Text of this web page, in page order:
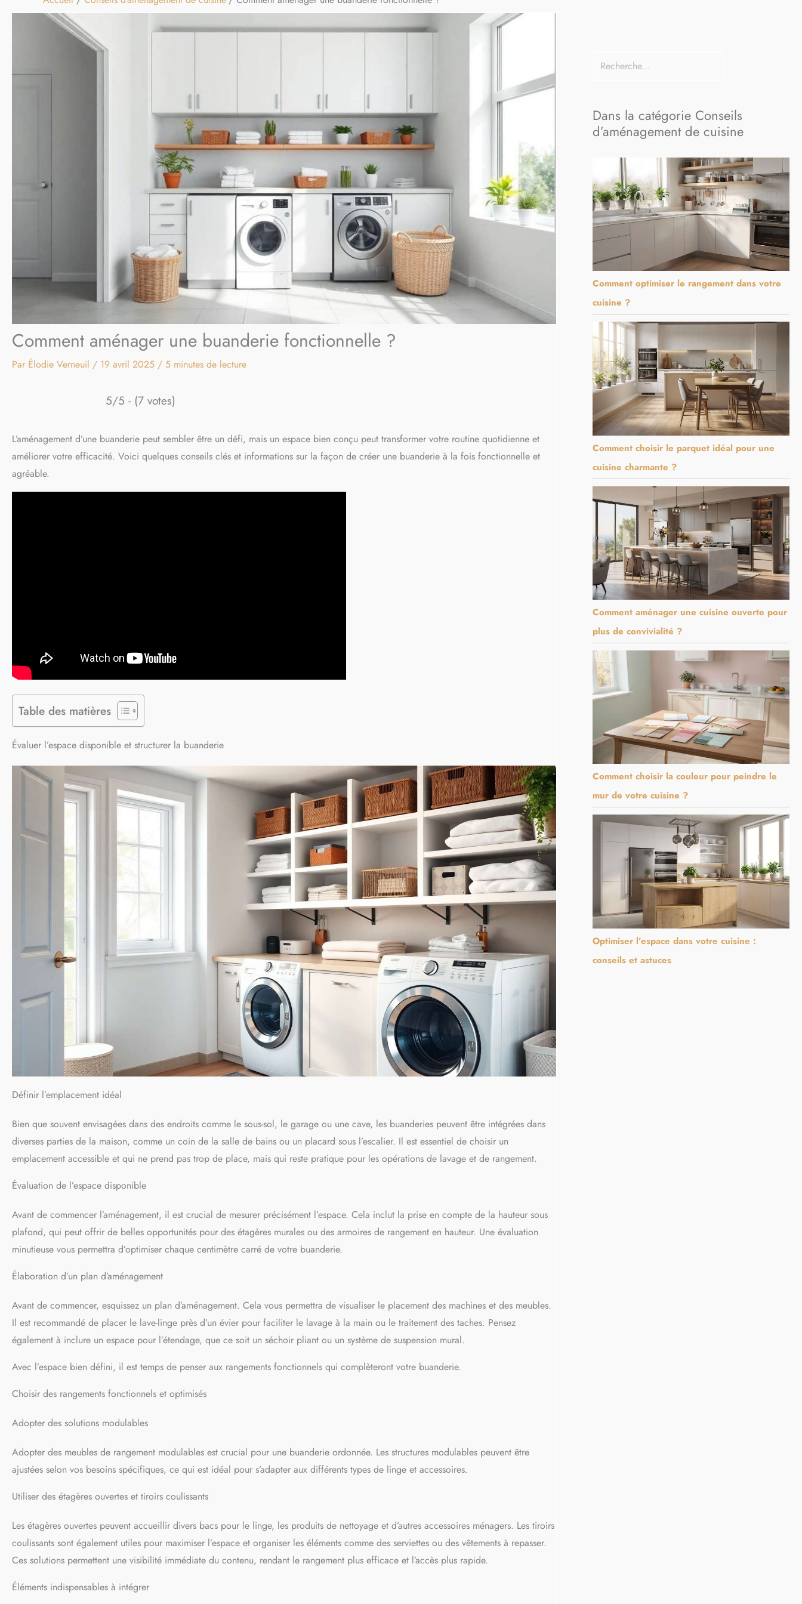
Comment aménager une buanderie fonctionnelle ?
Par Élodie Verneuil / 19 avril 2025 / 5 minutes de lecture
5/5 - (7 votes)
L’aménagement d’une buanderie peut sembler être un défi, mais un espace bien conçu peut transformer votre routine quotidienne et
améliorer votre efficacité. Voici quelques conseils clés et informations sur la façon de créer une buanderie à la fois fonctionnelle et
agréable.
Table des matières
Évaluer l’espace disponible et structurer la buanderie
Définir l’emplacement idéal
Bien que souvent envisagées dans des endroits comme le sous-sol, le garage ou une cave, les buanderies peuvent être intégrées dans
diverses parties de la maison, comme un coin de la salle de bains ou un placard sous l’escalier. Il est essentiel de choisir un
emplacement accessible et qui ne prend pas trop de place, mais qui reste pratique pour les opérations de lavage et de rangement.
Évaluation de l’espace disponible
Avant de commencer l’aménagement, il est crucial de mesurer précisément l’espace. Cela inclut la prise en compte de la hauteur sous
plafond, qui peut offrir de belles opportunités pour des étagères murales ou des armoires de rangement en hauteur. Une évaluation
minutieuse vous permettra d’optimiser chaque centimètre carré de votre buanderie.
Élaboration d’un plan d’aménagement
Avant de commencer, esquissez un plan d’aménagement. Cela vous permettra de visualiser le placement des machines et des meubles.
Il est recommandé de placer le lave-linge près d’un évier pour faciliter le lavage à la main ou le traitement des taches. Pensez
également à inclure un espace pour l’étendage, que ce soit un séchoir pliant ou un système de suspension mural.
Avec l’espace bien défini, il est temps de penser aux rangements fonctionnels qui complèteront votre buanderie.
Choisir des rangements fonctionnels et optimisés
Adopter des solutions modulables
Adopter des meubles de rangement modulables est crucial pour une buanderie ordonnée. Les structures modulables peuvent être
ajustées selon vos besoins spécifiques, ce qui est idéal pour s’adapter aux différents types de linge et accessoires.
Utiliser des étagères ouvertes et tiroirs coulissants
Les étagères ouvertes peuvent accueillir divers bacs pour le linge, les produits de nettoyage et d’autres accessoires ménagers. Les tiroirs
coulissants sont également utiles pour maximiser l’espace et organiser les éléments comme des serviettes ou des vêtements à repasser.
Ces solutions permettent une visibilité immédiate du contenu, rendant le rangement plus efficace et l’accès plus rapide.
Éléments indispensables à intégrer
Dans la catégorie Conseils
d’aménagement de cuisine
Comment optimiser le rangement dans votre
cuisine ?
Comment choisir le parquet idéal pour une
cuisine charmante ?
Comment aménager une cuisine ouverte pour
plus de convivialité ?
Comment choisir la couleur pour peindre le
mur de votre cuisine ?
Optimiser l’espace dans votre cuisine :
conseils et astuces